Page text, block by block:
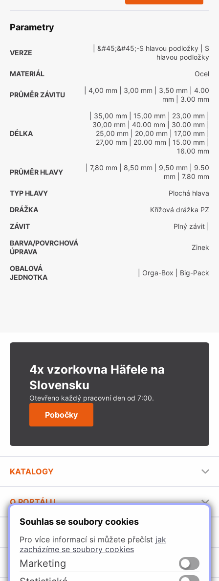
Souhlas se soubory cookies
Pro více informací si můžete přečíst jak
zacházíme se soubory cookies
Marketing
Parametry
VERZE
| &#45;&#45;-S hlavou podložky | S
hlavou podložky
MATERIÁL
Ocel
PRŮMĚR ZÁVITU
| 4,00 mm | 3,00 mm | 3,50 mm | 4.00
mm | 3.00 mm
DÉLKA
| 35,00 mm | 15,00 mm | 23,00 mm
30,00 mm | 40.00 mm | 30.00 mm
25,00 mm | 20,00 mm | 17,00 mm
27,00 mm | 20.00 mm | 15.00 mm
16.00 mm
PRŮMĚR HLAVY
| 7,80 mm | 8,50 mm | 9,50 mm | 9.50
mm | 7.80 mm
TYP HLAVY
Plochá hlava
DRÁŽKA
Křížová drážka PZ
ZÁVIT
Plný závit
BARVA/POVRCHOVÁ
ÚPRAVA
Zinek
OBALOVÁ
JEDNOTKA
| Orga-Box | Big-Pack
4x vzorkovna Häfele na
Slovensku
Otevřeno každý pracovní den od 7:00.
Pobočky
KATALOGY
Stavební katalog Häfele
Brožury Häfele
O PORTÁLU
Provozovatel portálu
Jak používat portál
Úchytky
Nábytkové kování
POBOČKY